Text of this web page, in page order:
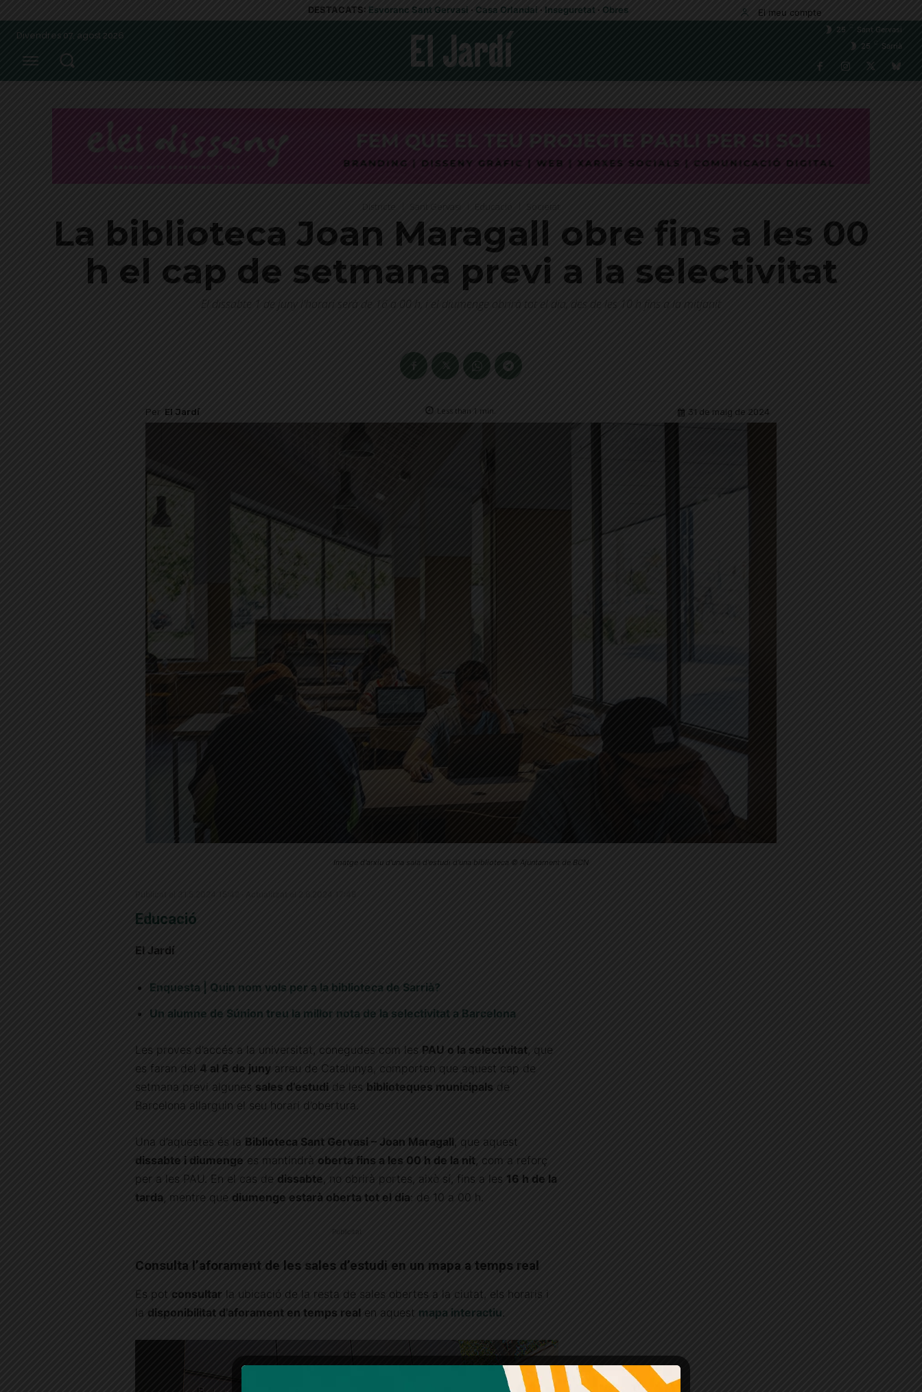
DESTACATS: Esvoranc Sant Gervasi · Casa Orlandai · Inseguretat · Obres El meu compte
Divendres 07, agost 2026
25
Sant Gervasi
25
Sarrià
Educació Societat
La biblioteca Joan Maragall obre fins a les 00
h el cap de setmana previ a la selectivitat
El dissabte 1 de juny l'horari serà de 16 a 00 h, i el diumenge obrirà tot el dia, des de les 10 h fins a la mitjanit
Per El Jardí Less than 1 min. 31 de maig de 2024
Imatge d'arxiu d'una sala d'estudi d'una biblioteca © Ajuntament de BCN
Educació
El Jardí
Enquesta | Quin nom vols per a la biblioteca de Sarrià?
Un alumne de Súnion treu la millor nota de la selectivitat a Barcelona
Les proves d’accés a la universitat, conegudes com les PAU o la selectivitat, que
es faran del 4 al 6 de juny arreu de Catalunya, comporten que aquest cap de
setmana previ algunes sales d’estudi de les biblioteques municipals de
Barcelona allarguin el seu horari d’obertura.
Una d’aquestes és la Biblioteca Sant Gervasi – Joan Maragall, que aquest
dissabte i diumenge es mantindrà oberta fins a les 00 h de la nit, com a reforç
per a les PAU. En el cas de dissabte, no obrirà portes, això sí, fins a les 16 h de la
tarda , mentre que diumenge estarà oberta tot el dia: de 10 a 00 h.
Consulta l’aforament de les sales d’estudi en un mapa a temps real
Es pot consultar la ubicació de la resta de sales obertes a la ciutat, els horaris i
la disponibilitat d’aforament en temps real en aquest mapa interactiu.